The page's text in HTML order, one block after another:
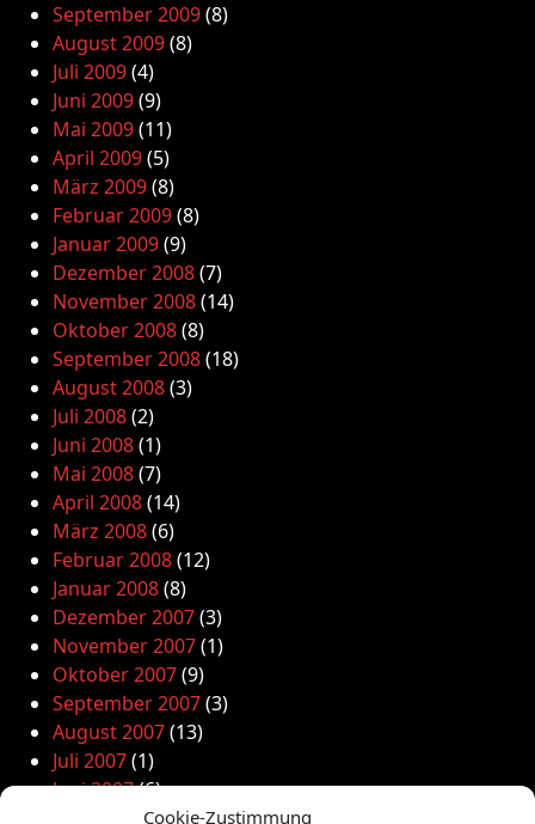
Cookie-Zustimmung
September 2009(8)
August 2009(8)
Juli 2009(4)
Juni 2009(9)
Mai 2009(11)
April 2009(5)
März 2009(8)
Februar 2009(8)
Januar 2009(9)
Dezember 2008(7)
November 2008(14)
Oktober 2008(8)
September 2008(18)
August 2008(3)
Juli 2008(2)
Juni 2008(1)
Mai 2008(7)
April 2008(14)
März 2008(6)
Februar 2008(12)
Januar 2008(8)
Dezember 2007(3)
November 2007(1)
Oktober 2007(9)
September 2007(3)
August 2007(13)
Juli 2007(1)
Juni 2007(6)
(12)